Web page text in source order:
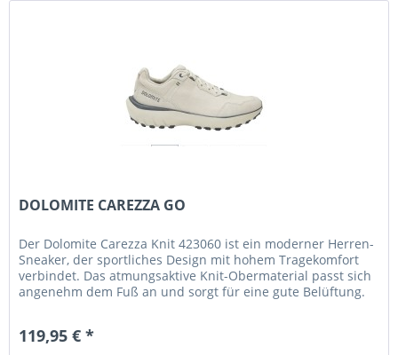
DOLOMITE CAREZZA GO
Der Dolomite Carezza Knit 423060 ist ein moderner Herren-
Sneaker, der sportliches Design mit hohem Tragekomfort
verbindet. Das atmungsaktive Knit-Obermaterial passt sich
angenehm dem Fuß an und sorgt für eine gute Belüftung.
119,95 € *